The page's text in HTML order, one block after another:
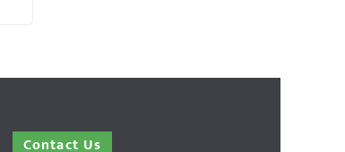
Contact Us